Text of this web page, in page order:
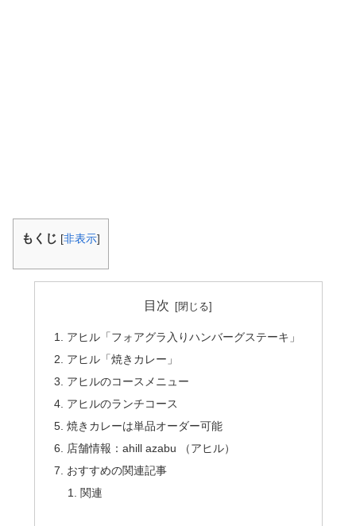
もくじ [非表示]
目次
アヒル「フォアグラ入りハンバーグステーキ」
アヒル「焼きカレー」
アヒルのコースメニュー
アヒルのランチコース
焼きカレーは単品オーダー可能
店舗情報：ahill azabu （アヒル）
おすすめの関連記事
関連